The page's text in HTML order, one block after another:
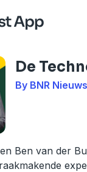
De
By BNR
Ben van der